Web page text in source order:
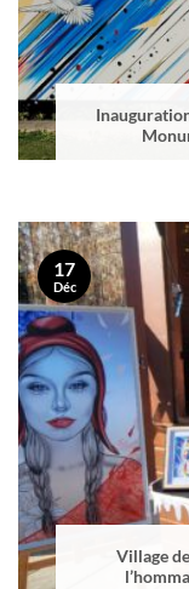
Village
17
Déc